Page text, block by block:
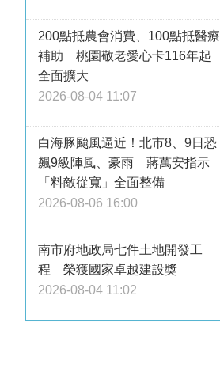
200點抵農會消費、100點抵醫療
補助 桃園敬老愛心卡116年起
全面擴大
2026-08-04 11:07
白海豚颱風逼近！北市8、9日恐
飆9級陣風、豪雨 蔣萬安指示
「料敵從寬」全面整備
2026-08-06 16:00
南市府地政局七件土地開發工
程 榮獲國家卓越建設獎
2026-08-04 11:02